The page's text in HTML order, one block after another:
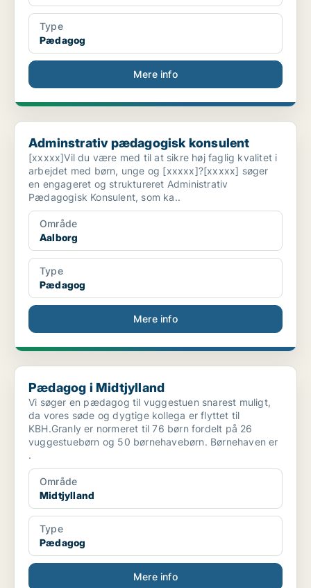
Type
Pædagog
Mere info
Adminstrativ pædagogisk konsulent
Adminstrativ pædagogisk konsulent
[xxxxx]Vil du være med til at sikre høj faglig kvalitet i
arbejdet med børn, unge og [xxxxx]?[xxxxx] søger
en engageret og struktureret Administrativ
Pædagogisk Konsulent, som ka..
Område
Aalborg
Type
Pædagog
Mere info
Pædagog i Midtjylland
Pædagog i Midtjylland
Vi søger en pædagog til vuggestuen snarest muligt,
da vores søde og dygtige kollega er flyttet til
KBH.Granly er normeret til 76 børn fordelt på 26
vuggestuebørn og 50 børnehavebørn. Børnehaven er
.
Område
Midtjylland
Type
Pædagog
Mere info